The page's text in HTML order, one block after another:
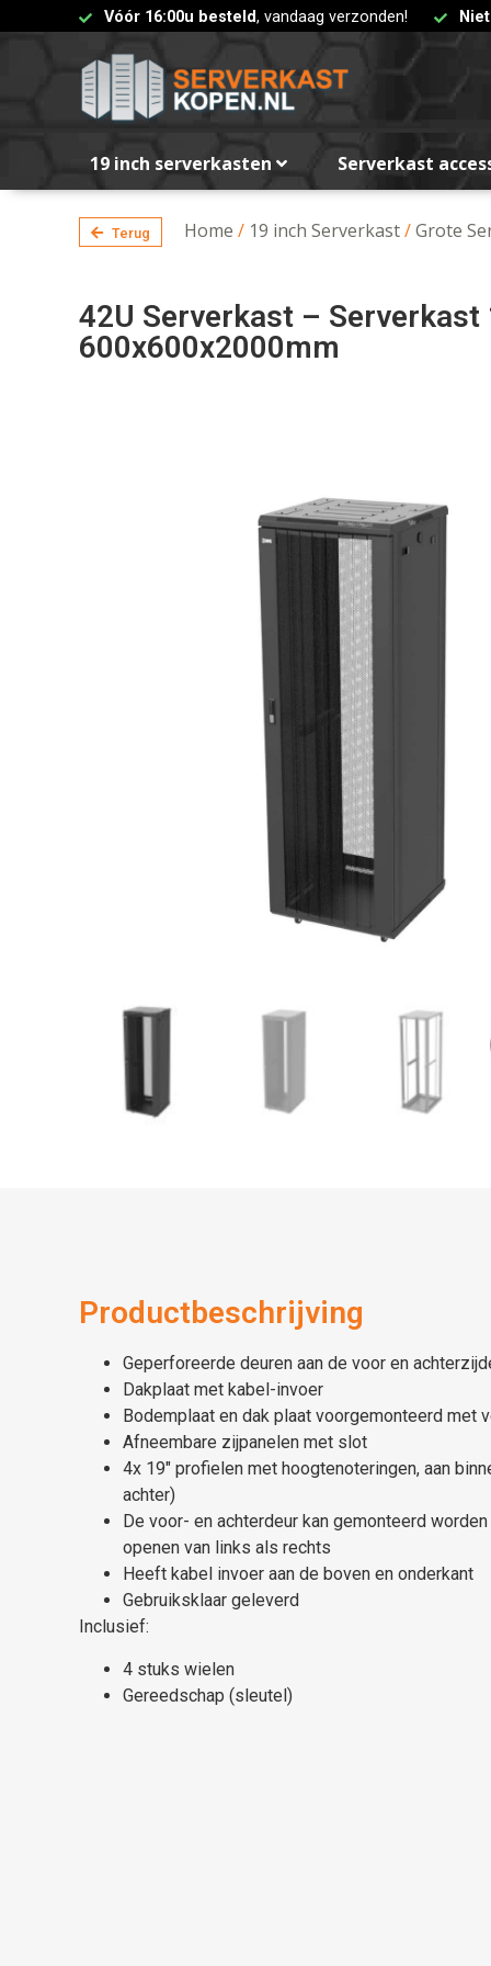
Vóór 16:00u besteld, vandaag verzonden!
19 inch serverkasten Serverkast
Terug Home / 19 inch Serverkast/Grote
42U Serverkast –
600x600x2000mm
Productbeschrijving
Geperforeerde deuren aan de voor en
Dakplaat met kabel-invoer
Bodemplaat en dak plaat voorgemonteerd met
Afneembare zijpanelen met slot
4x 19″ profielen met hoogtenoteringen, aan
achter)
De voor- en achterdeur kan gemonteerd
openen van links als rechts
Heeft kabel invoer aan de boven en onderkant
Gebruiksklaar geleverd
Inclusief:
4 stuks wielen
Gereedschap (sleutel)